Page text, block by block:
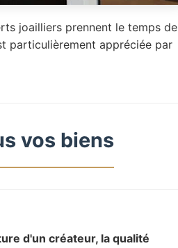
joailliers prennent le temps de
particulièrement appréciée par
vos biens
d'un créateur, la qualité